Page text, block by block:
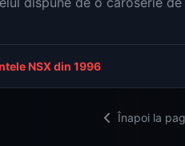
NSX din 1996
Înapoi la